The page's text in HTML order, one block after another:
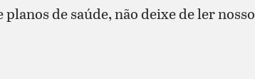
de saúde, não deixe de ler nosso